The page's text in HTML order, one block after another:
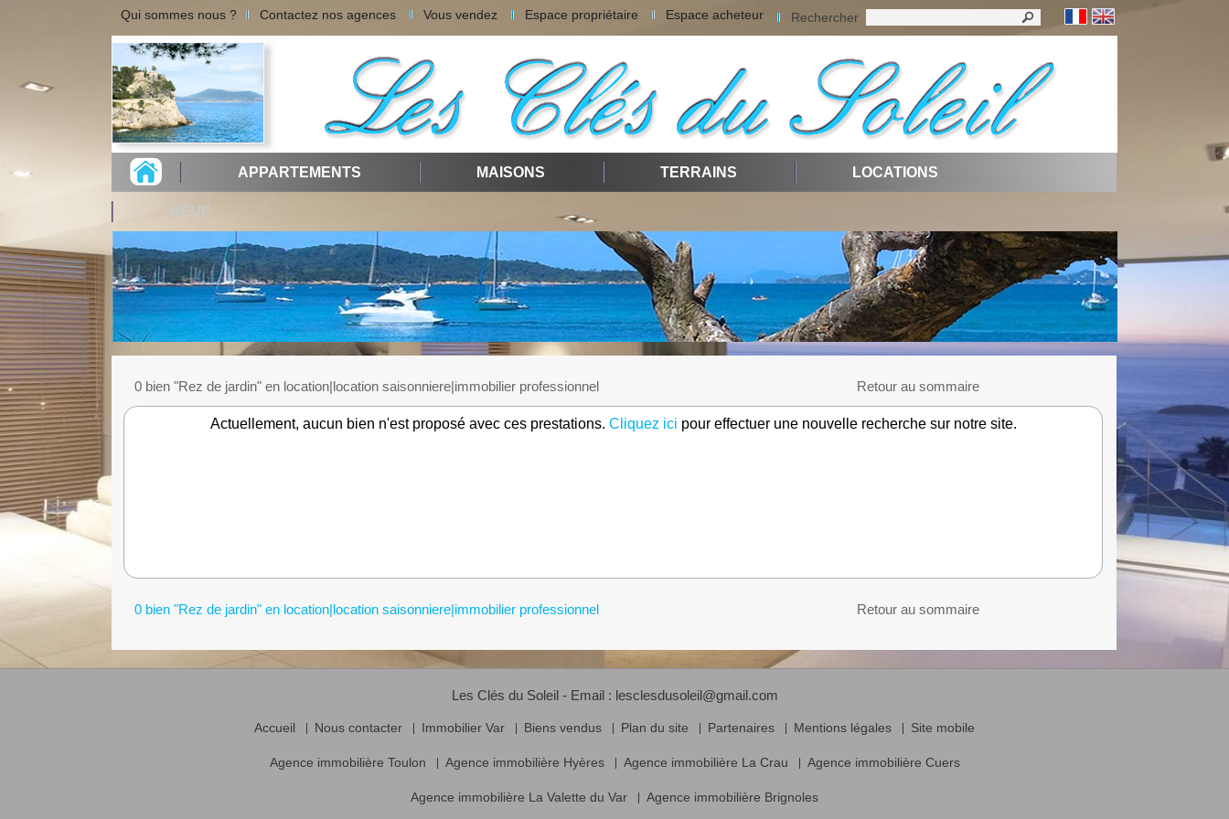
Qui sommes nous ? Contactez nos agences Vous vendez Espace propriétaire Espace acheteur Rechercher
APPARTEMENTS MAISONS TERRAINS LOCATIONS
NEUF
0 bien "Rez de jardin" en location|location saisonniere|immobilier professionnel Retour au sommaire
Actuellement, aucun bien n'est proposé avec ces prestations. Cliquez ici pour effectuer une nouvelle recherche sur notre site.
0 bien "Rez de jardin" en location|location saisonniere|immobilier professionnel Retour au sommaire
Les Clés du Soleil - Email : lesclesdusoleil@gmail.com
Accueil Nous contacter Immobilier Var Biens vendus Plan du site Partenaires Mentions légales Site mobile
Agence immobilière Toulon Agence immobilière Hyères Agence immobilière La Crau Agence immobilière Cuers
Agence immobilière La Valette du Var Agence immobilière Brignoles